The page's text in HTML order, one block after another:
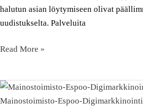
halutun asian löytymiseen olivat
uudistukselta. Palveluita
Read More »
Kalteva
Rakennus